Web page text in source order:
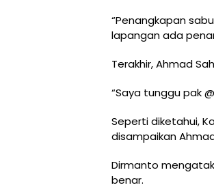
“Penangkapan
lapangan ada
Terakhir, Ahmad
“Saya tunggu pak
Seperti diketahui,
disampaikan
Dirmanto
benar.